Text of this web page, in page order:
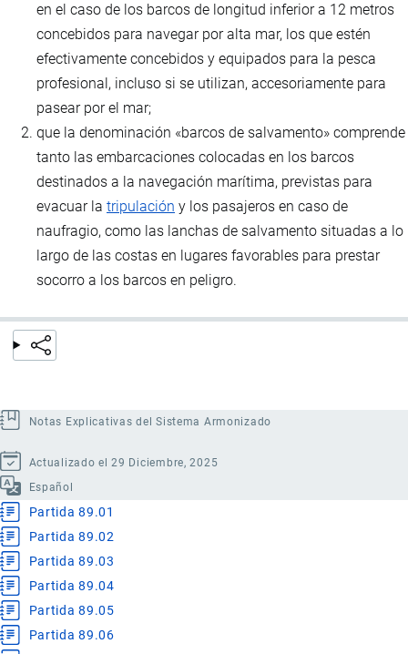
en el caso de los barcos de longitud inferior a 12 metros
concebidos para navegar por alta mar, los que estén
efectivamente concebidos y equipados para la pesca
profesional, incluso si se utilizan, accesoriamente para
pasear por el mar;
que la denominación «barcos de salvamento» comprende
tanto las embarcaciones colocadas en los barcos
destinados a la navegación marítima, previstas para
evacuar la tripulación y los pasajeros en caso de
naufragio, como las lanchas de salvamento situadas a lo
largo de las costas en lugares favorables para prestar
socorro a los barcos en peligro.
Notas Explicativas del Sistema Armonizado
Actualizado el 29 Diciembre, 2025
Español
Partida 89.01
Partida 89.02
Partida 89.03
Partida 89.04
Partida 89.05
Partida 89.06